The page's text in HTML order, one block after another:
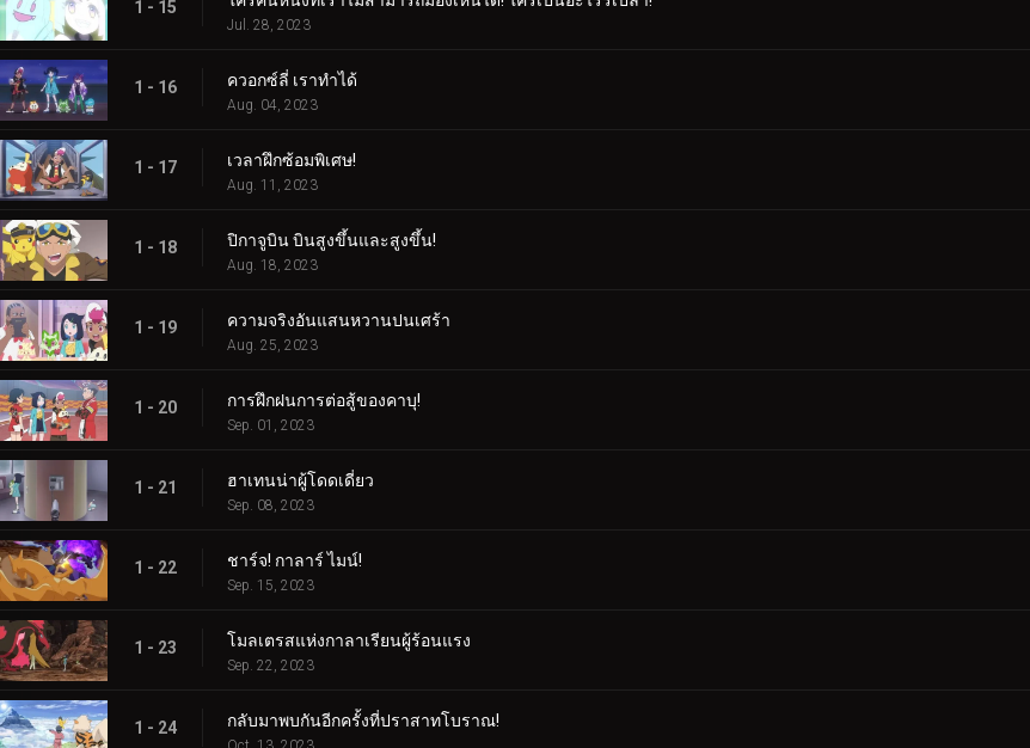
1 - 15
Jul. 28, 2023
1 - 16 ควอกซ์ลี่ เราทำได้
Aug. 04, 2023
1 - 17 เวลาฝึกซ้อมพิเศษ!
Aug. 11, 2023
1 - 18 ปิกาจูบิน บินสูงขึ้นและสูงขึ้น!
Aug. 18, 2023
1 - 19 ความจริงอันแสนหวานปนเศร้า
Aug. 25, 2023
1 - 20 การฝึกฝนการต่อสู้ของคาบุ!
Sep. 01, 2023
1 - 21 ฮาเทนน่าผู้โดดเดี่ยว
Sep. 08, 2023
1 - 22 ชาร์จ! กาลาร์ ไมน์!
Sep. 15, 2023
1 - 23 โมลเตรสแห่งกาลาเรียนผู้ร้อนแรง
Sep. 22, 2023
1 - 24 กลับมาพบกันอีกครั้งที่ปราสาทโบราณ!